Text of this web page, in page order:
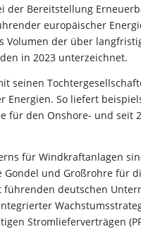
der Bereitstellung
europäischer
Volumen der über
in 2023 unterzeichnet.
seinen
Energien. So liefert
für den Onshore- und
für Windkraftanlagen
und Großrohre für
deutschen
Stromlieferverträgen